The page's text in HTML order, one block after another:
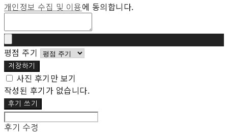
개인정보 수집 및 이용에 동의합니다.
평점 주기
저장하기
사진 후기만 보기
작성된 후기가 없습니다.
후기 쓰기
후기 수정